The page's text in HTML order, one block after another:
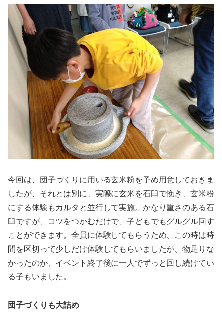
今回は、団子づくりに用いる玄米粉を予め用意しておきま
したが、それとは別に、実際に玄米を石臼で挽き、玄米粉
にする体験もカルタと並行して実施。かなり重さのある石
臼ですが、コツをつかむだけで、子どもでもグルグル回す
ことができます。全員に体験してもらうため、この時は時
間を区切って少しだけ体験してもらいましたが、物足りな
かったのか、イベント終了後に一人でずっと回し続けてい
る子もいました。
団子づくりも大詰め